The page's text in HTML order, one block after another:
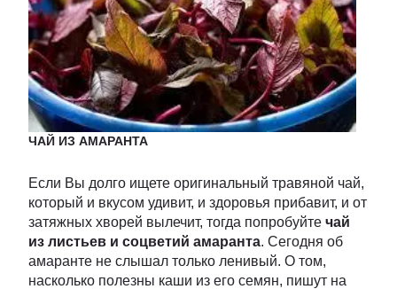
ЧАЙ ИЗ АМАРАНТА
Если Вы долго ищете оригинальный травяной чай,
который и вкусом удивит, и здоровья прибавит, и от
затяжных хворей вылечит, тогда попробуйте чай
из листьев и соцветий амаранта. Сегодня об
амаранте не слышал только ленивый. О том,
насколько полезны каши из его семян, пишут на